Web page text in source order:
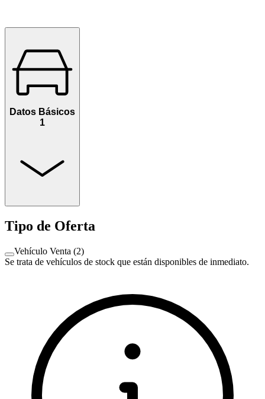
Datos Básicos
1
Tipo de Oferta
Vehículo Venta (2)
Se trata de vehículos de stock que están disponibles de inmediato.